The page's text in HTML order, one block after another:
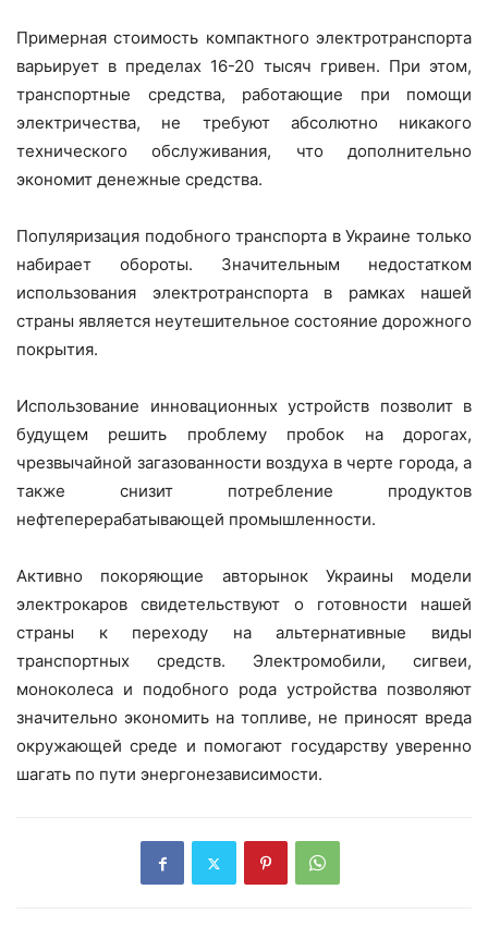
Примерная стоимость компактного электротранспорта
варьирует в пределах 16-20 тысяч гривен. При этом,
транспортные средства, работающие при помощи
электричества, не требуют абсолютно никакого
технического обслуживания, что дополнительно
экономит денежные средства.
Популяризация подобного транспорта в Украине только
набирает обороты. Значительным недостатком
использования электротранспорта в рамках нашей
страны является неутешительное состояние дорожного
покрытия.
Использование инновационных устройств позволит в
будущем решить проблему пробок на дорогах,
чрезвычайной загазованности воздуха в черте города, а
также снизит потребление продуктов
нефтеперерабатывающей промышленности.
Активно покоряющие авторынок Украины модели
электрокаров свидетельствуют о готовности нашей
страны к переходу на альтернативные виды
транспортных средств. Электромобили, сигвеи,
моноколеса и подобного рода устройства позволяют
значительно экономить на топливе, не приносят вреда
окружающей среде и помогают государству уверенно
шагать по пути энергонезависимости.